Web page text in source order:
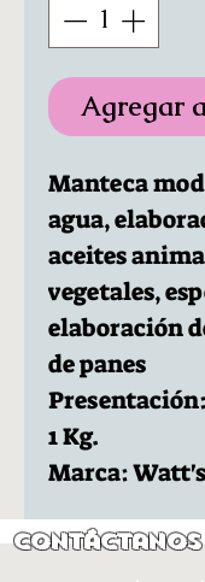
Agregar
Manteca
agua,
aceites
vegetales,
elaboración
de panes
1 Kg.
Marca: Watt's
Contáctanos